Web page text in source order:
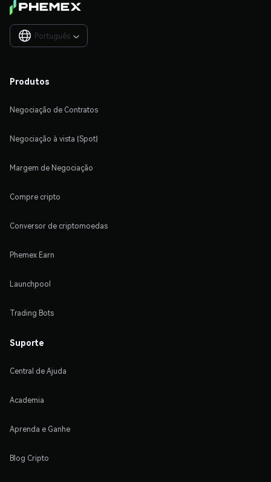
Português 
Produtos
Negociação de Contratos
Negociação à vista (Spot)
Margem de Negociação
Compre cripto
Conversor de criptomoedas
Phemex Earn
Launchpool
Trading Bots
Suporte
Central de Ajuda
Academia
Aprenda e Ganhe
Blog Cripto